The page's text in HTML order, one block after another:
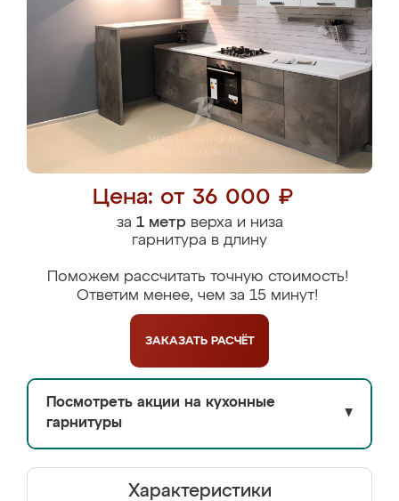
Цена: от 36 000 ₽
за 1 метрверха и низа
гарнитура в длину
Поможем рассчитать точную стоимость!
Ответим менее, чем за 15 минут!
ЗАКАЗАТЬ РАСЧЁТ
Посмотреть акции на кухонные
гарнитуры
▼
Характеристики